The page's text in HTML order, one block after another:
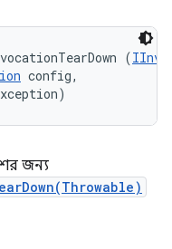
(
config,
জন্য